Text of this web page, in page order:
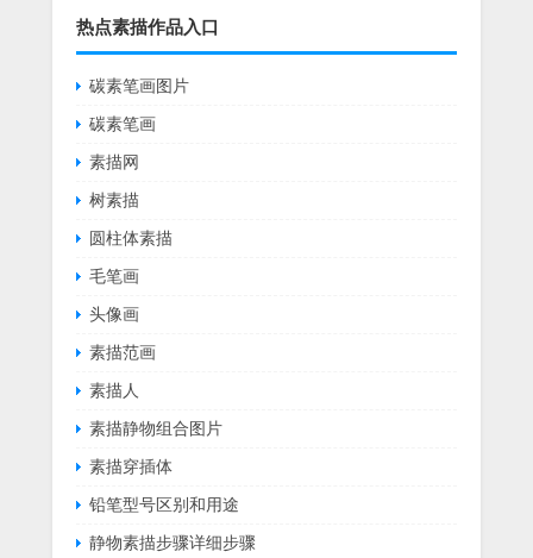
热点素描作品入口
碳素笔画图片
碳素笔画
素描网
树素描
圆柱体素描
毛笔画
头像画
素描范画
素描人
素描静物组合图片
素描穿插体
铅笔型号区别和用途
静物素描步骤详细步骤